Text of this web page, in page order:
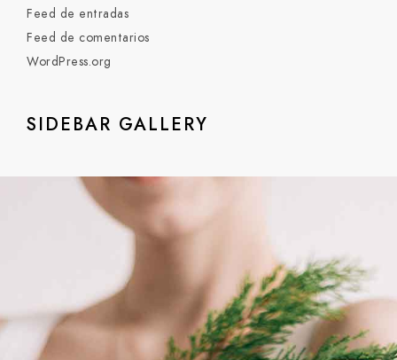
Feed de entradas
Feed de comentarios
WordPress.org
SIDEBAR GALLERY